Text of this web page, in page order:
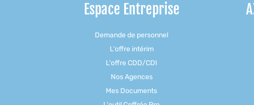
Espace Entreprise
Demande de personnel
L'offre intérim
L'offre CDD/CDI
Nos Agences
Mes Documents